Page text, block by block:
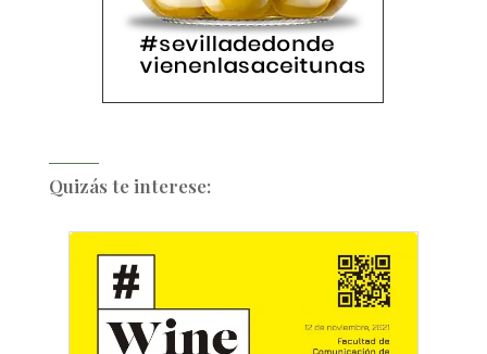
Quizás te interese: